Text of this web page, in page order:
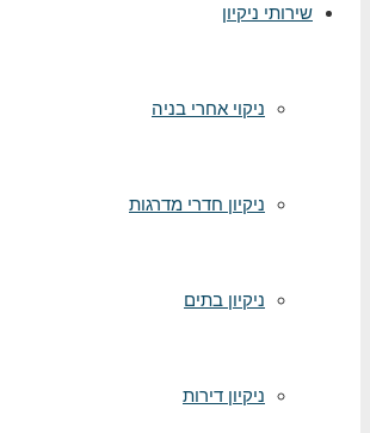
שירותי ניקיון
ניקוי אחרי בניה
ניקיון חדרי מדרגות
ניקיון בתים
ניקיון דירות